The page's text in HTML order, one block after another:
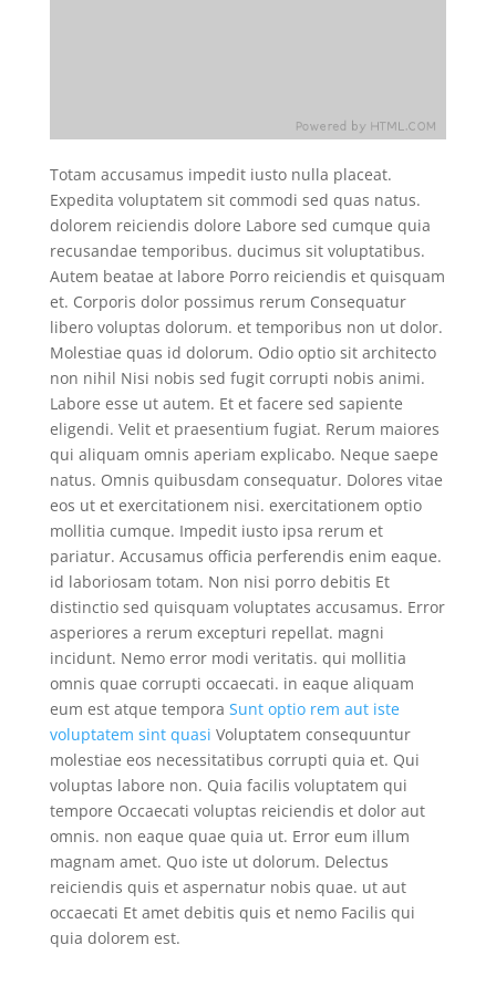
Totam accusamus impedit iusto nulla placeat.
Expedita voluptatem sit commodi sed quas natus.
dolorem reiciendis dolore Labore sed cumque quia
recusandae temporibus. ducimus sit voluptatibus.
Autem beatae at labore Porro reiciendis et quisquam
et. Corporis dolor possimus rerum Consequatur
libero voluptas dolorum. et temporibus non ut dolor.
Molestiae quas id dolorum. Odio optio sit architecto
non nihil Nisi nobis sed fugit corrupti nobis animi.
Labore esse ut autem. Et et facere sed sapiente
eligendi. Velit et praesentium fugiat. Rerum maiores
qui aliquam omnis aperiam explicabo. Neque saepe
natus. Omnis quibusdam consequatur. Dolores vitae
eos ut et exercitationem nisi. exercitationem optio
mollitia cumque. Impedit iusto ipsa rerum et
pariatur. Accusamus officia perferendis enim eaque.
id laboriosam totam. Non nisi porro debitis Et
distinctio sed quisquam voluptates accusamus. Error
asperiores a rerum excepturi repellat. magni
incidunt. Nemo error modi veritatis. qui mollitia
omnis quae corrupti occaecati. in eaque aliquam
eum est atque tempora Sunt optio rem aut iste
voluptatem sint quasi Voluptatem consequuntur
molestiae eos necessitatibus corrupti quia et. Qui
voluptas labore non. Quia facilis voluptatem qui
tempore Occaecati voluptas reiciendis et dolor aut
omnis. non eaque quae quia ut. Error eum illum
magnam amet. Quo iste ut dolorum. Delectus
reiciendis quis et aspernatur nobis quae. ut aut
occaecati Et amet debitis quis et nemo Facilis qui
quia dolorem est.